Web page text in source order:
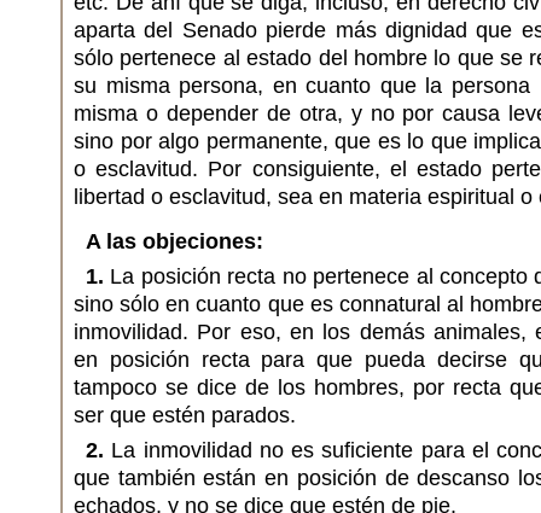
aparta del Senado pierde más dignidad que
sólo pertenece al estado del hombre lo que se
su misma persona, en cuanto que la
misma o depender de otra, y no por causa
sino por algo permanente, que es lo que
o esclavitud. Por consiguiente, el estado
libertad o esclavitud, sea en materia espiritual o
A las objeciones:
1. La posición recta no pertenece al concepto
sino sólo en cuanto que es connatural al
inmovilidad. Por eso, en los demás animales,
en posición recta para que pueda decirse
tampoco se dice de los hombres, por recta
ser que estén parados.
2. La inmovilidad no es suficiente para el
que también están en posición de descanso
echados, y no se dice que estén de pie.